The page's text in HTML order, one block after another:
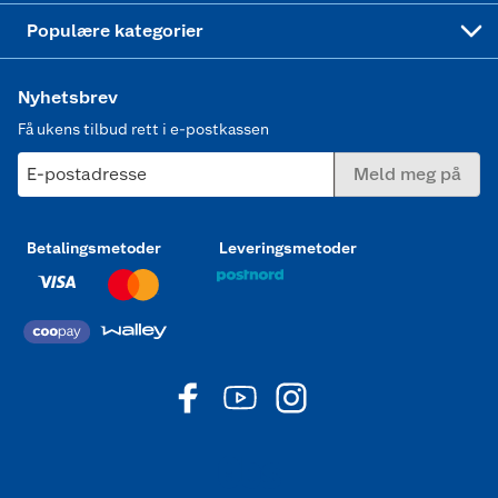
Populære kategorier
Nyhetsbrev
Få ukens tilbud rett i e-postkassen
E-postadresse Meld meg på
Betalingsmetoder Leveringsmetoder